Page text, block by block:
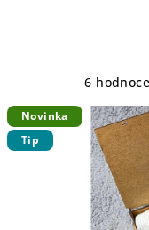
Průměrné
produktu
je
4,3
5
6
Novinka
Tip